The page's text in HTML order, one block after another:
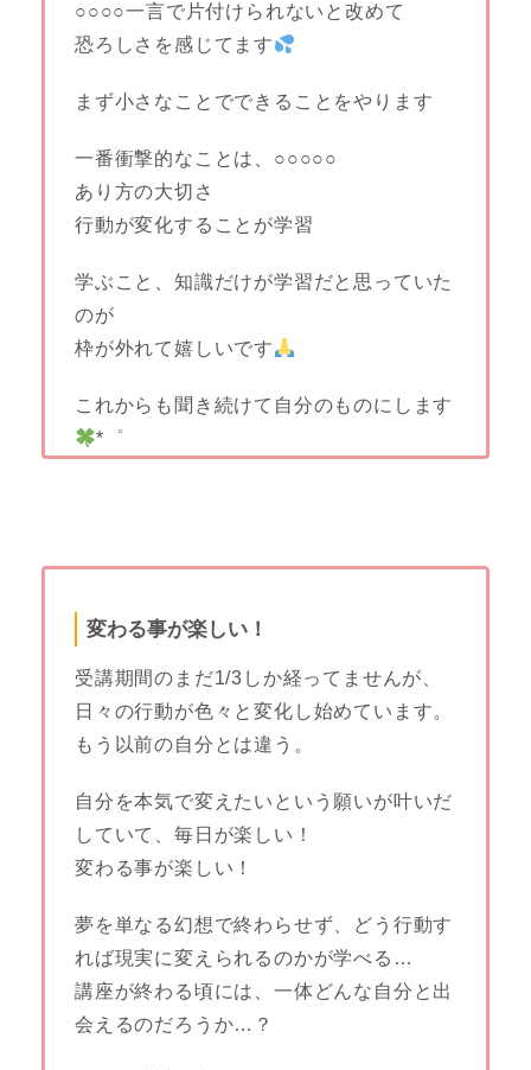
○○○○一言で片付けられないと改めて
恐ろしさを感じてます
まず小さなことでできることをやります
一番衝撃的なことは、○○○○○
あり方の大切さ
行動が変化することが学習
学ぶこと、知識だけが学習だと思っていた
のが
枠が外れて嬉しいです
これからも聞き続けて自分のものにします
*゜
変わる事が楽しい！
受講期間のまだ1/3しか経ってませんが、
日々の行動が色々と変化し始めています。
もう以前の自分とは違う。
自分を本気で変えたいという願いが叶いだ
していて、毎日が楽しい ！
変わる事が楽しい！
夢を単なる幻想で終わらせず、どう行動す
れば現実に変えられるのかが学べる…
講座が終わる頃には、一体どんな自分と出
会えるのだろうか…？